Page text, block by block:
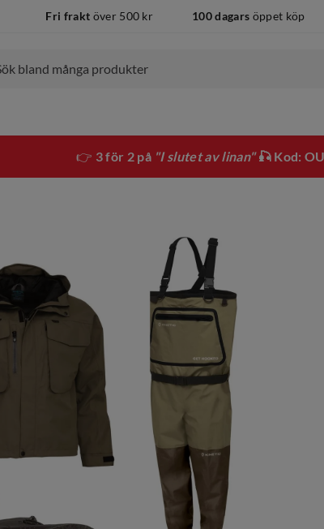
Fri frakt över 500 kr 100 dagars öppet köp
👉 3 för 2 på "I slutet av linan"🎣 Kod: